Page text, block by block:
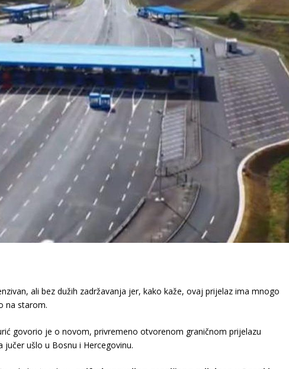
ali bez dužih zadržavanja jer, kako kaže, ovaj prijelaz ima mnogo
na starom.
govorio je o novom, privremeno otvorenom graničnom prijelazu
ušlo u Bosnu i Hercegovinu.